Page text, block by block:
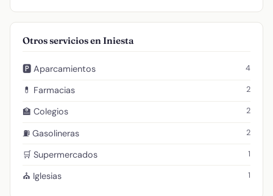
Otros servicios en Iniesta
🅿️ Aparcamientos 4
💊 Farmacias 2
🏫 Colegios 2
⛽ Gasolineras 2
🛒 Supermercados 1
⛪ Iglesias 1